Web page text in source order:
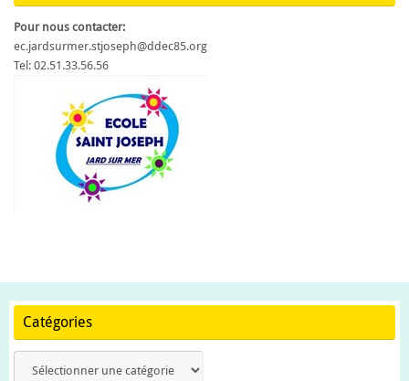
Pour nous contacter:
ec.jardsurmer.stjoseph@ddec85.org
Tel: 02.51.33.56.56
Catégories